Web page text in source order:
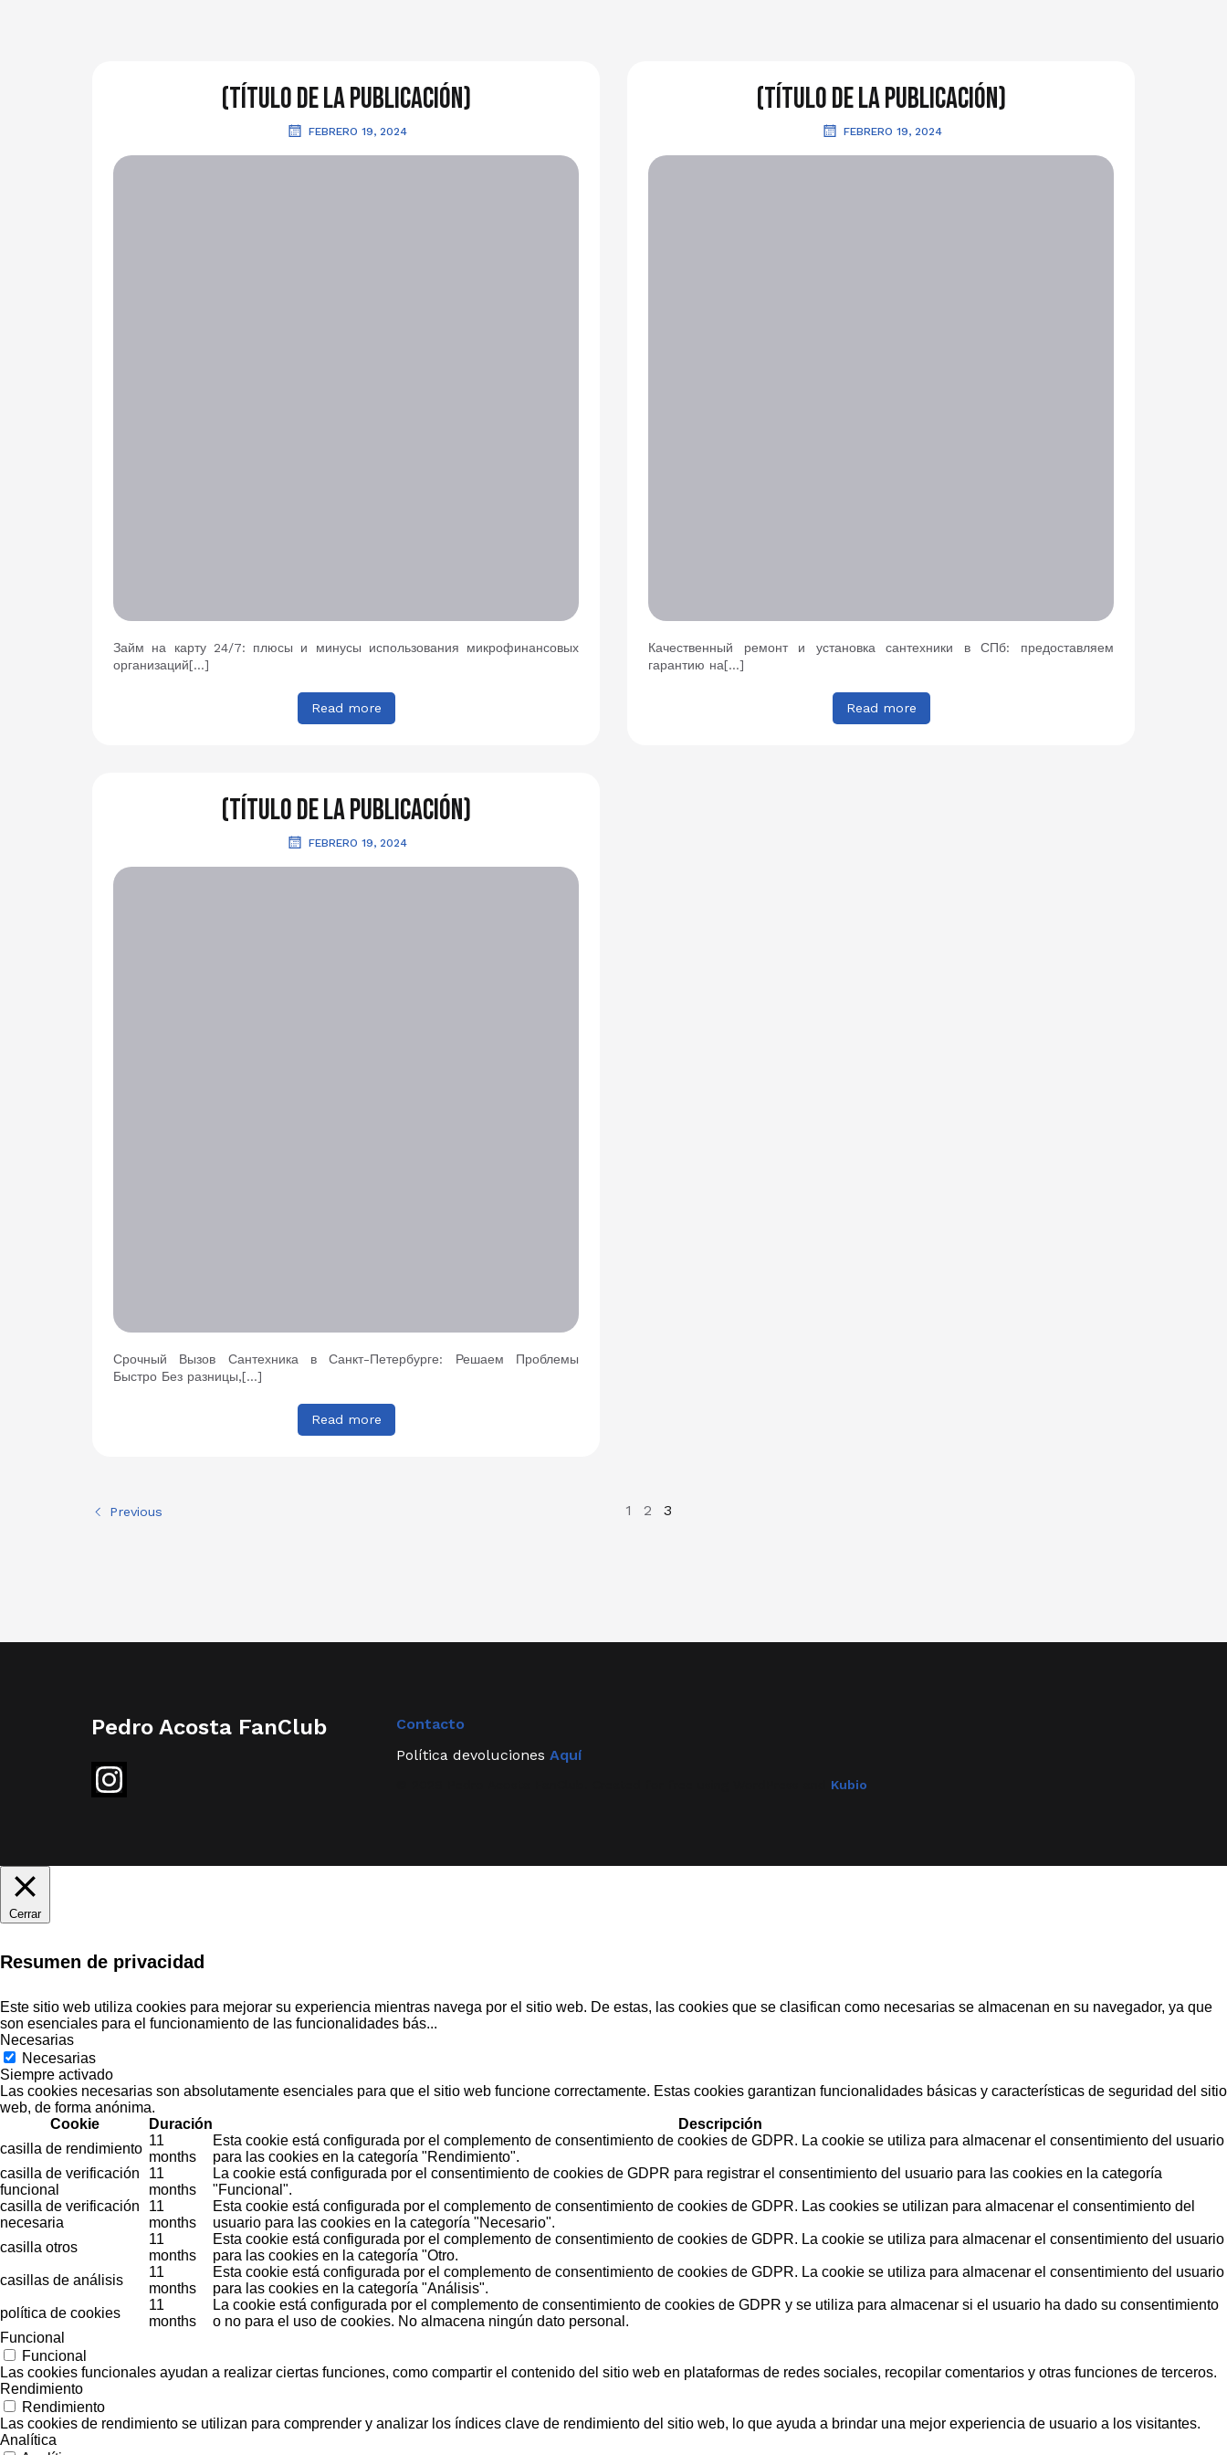
(Título de la publicación)
FEBRERO 19, 2024
Займ на карту 24/7: плюсы и минусы использования микрофинансовых
организаций[…]
Read more
(Título de la publicación)
FEBRERO 19, 2024
Качественный ремонт и установка сантехники в СПб: предоставляем
гарантию на[…]
Read more
(Título de la publicación)
FEBRERO 19, 2024
Срочный Вызов Сантехника в Санкт-Петербурге: Решаем Проблемы
Быстро Без разницы,[…]
Read more
Previous 1 2 3
Pedro Acosta FanClub
Contacto
Política devolucionesAquí
Kubio
Cerrar
Resumen de privacidad
Este sitio web utiliza cookies para mejorar su experiencia mientras navega por el sitio web. De estas, las cookies que se clasifican como necesarias se almacenan en su navegador, ya que
son esenciales para el funcionamiento de las funcionalidades bás...
Necesarias
Necesarias
Siempre activado
Las cookies necesarias son absolutamente esenciales para que el sitio web funcione correctamente. Estas cookies garantizan funcionalidades básicas y características de seguridad del sitio
web, de forma anónima.
Cookie
Duración
Descripción
casilla de rendimiento
11
months
Esta cookie está configurada por el complemento de consentimiento de cookies de GDPR. La cookie se utiliza para almacenar el consentimiento del usuario
para las cookies en la categoría "Rendimiento".
casilla de verificación
funcional
11
months
La cookie está configurada por el consentimiento de cookies de GDPR para registrar el consentimiento del usuario para las cookies en la categoría
"Funcional".
casilla de verificación
necesaria
11
months
Esta cookie está configurada por el complemento de consentimiento de cookies de GDPR. Las cookies se utilizan para almacenar el consentimiento del
usuario para las cookies en la categoría "Necesario".
casilla otros
11
months
Esta cookie está configurada por el complemento de consentimiento de cookies de GDPR. La cookie se utiliza para almacenar el consentimiento del usuario
para las cookies en la categoría "Otro.
casillas de análisis
11
months
Esta cookie está configurada por el complemento de consentimiento de cookies de GDPR. La cookie se utiliza para almacenar el consentimiento del usuario
para las cookies en la categoría "Análisis".
política de cookies
11
months
La cookie está configurada por el complemento de consentimiento de cookies de GDPR y se utiliza para almacenar si el usuario ha dado su consentimiento
o no para el uso de cookies. No almacena ningún dato personal.
Funcional
Funcional
Las cookies funcionales ayudan a realizar ciertas funciones, como compartir el contenido del sitio web en plataformas de redes sociales, recopilar comentarios y otras funciones de terceros.
Rendimiento
Rendimiento
Las cookies de rendimiento se utilizan para comprender y analizar los índices clave de rendimiento del sitio web, lo que ayuda a brindar una mejor experiencia de usuario a los visitantes.
Analítica